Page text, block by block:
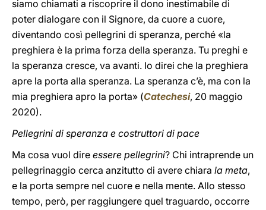
siamo chiamati a riscoprire il dono inestimabile di
poter dialogare con il Signore, da cuore a cuore,
diventando così pellegrini di speranza, perché «la
preghiera è la prima forza della speranza. Tu preghi e
la speranza cresce, va avanti. Io direi che la preghiera
apre la porta alla speranza. La speranza c’è, ma con la
mia preghiera apro la porta» (Catechesi, 20 maggio
2020).
Pellegrini di speranza e costruttori di pace
Ma cosa vuol dire essere pellegrini? Chi intraprende un
pellegrinaggio cerca anzitutto di avere chiara la meta,
e la porta sempre nel cuore e nella mente. Allo stesso
tempo, però, per raggiungere quel traguardo, occorre